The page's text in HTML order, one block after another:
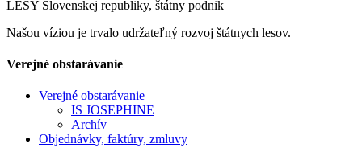
LESY Slovenskej republiky, štátny podnik
Našou víziou je trvalo udržateľný rozvoj štátnych lesov.
Verejné obstarávanie
Verejné obstarávanie
IS JOSEPHINE
Archív
Objednávky, faktúry, zmluvy